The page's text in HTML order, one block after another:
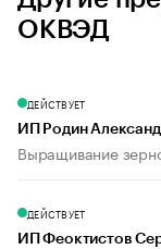
ОКВЭД
ДЕЙСТВУЕТ
ИП Родин
Выращивание
ДЕЙСТВУЕТ
ИП Феоктистов